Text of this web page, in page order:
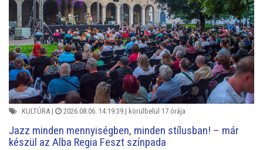
KULTÚRA | 2026.08.06. 14:19:39 | körülbelül 17 órája
Jazz minden mennyiségben, minden stílusban! – már
készül az Alba Regia Feszt színpada